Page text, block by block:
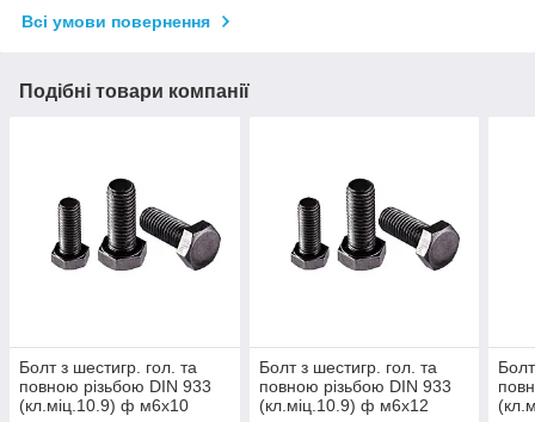
Всі умови повернення
Подібні товари компанії
Болт з шестигр. гол. та
повною різьбою DIN 933
(кл.міц.10.9) ф м6х10
Болт з шестигр. гол. та
повною різьбою DIN 933
(кл.міц.10.9) ф м6х12